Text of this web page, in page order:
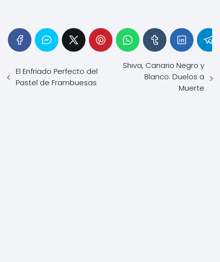
El Enfriado Perfecto del
Pastel de Frambuesas
Shiva, Canario Negro y
Blanco: Duelos a
Muerte